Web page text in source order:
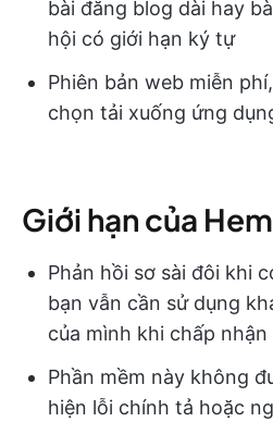
bài đăng blog dài hay
hội có giới hạn ký tự
Phiên bản web miễn
chọn tải xuống ứng
Giới hạn của
Phản hồi sơ sài đôi khi
bạn vẫn cần sử dụng
của mình khi chấp
Phần mềm này không
hiện lỗi chính tả hoặc